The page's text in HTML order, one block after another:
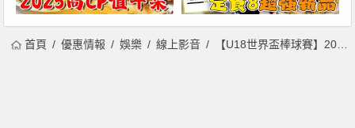
首頁 優惠情報 娛樂 線上影音 【U18世界盃棒球賽】2023賽程/轉播/直播線上看/中華隊名單/比分整理